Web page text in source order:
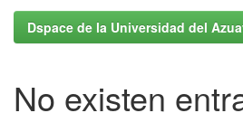
Dspace de la Universidad del
No existen